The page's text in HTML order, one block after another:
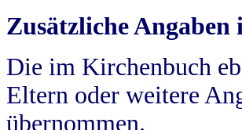
Zusätzliche
Die im Kirchenbuch
Eltern oder weitere
übernommen.